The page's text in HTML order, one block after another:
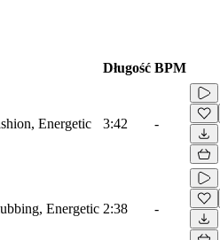
Długość BPM
Energetic 3:42 -
Energetic 2:38 -